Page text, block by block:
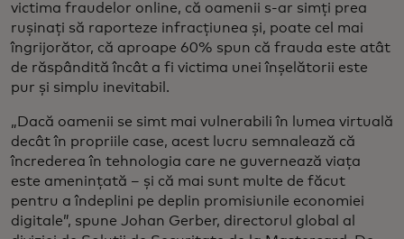
victima fraudelor online, că oamenii s-ar simți prea
rușinați să raporteze infracțiunea și, poate cel mai
îngrijorător, că aproape 60% spun că frauda este atât
de răspândită încât a fi victima unei înșelătorii este
pur și simplu inevitabil.
„Dacă oamenii se simt mai vulnerabili în lumea virtuală
decât în propriile case, acest lucru semnalează că
încrederea în tehnologia care ne guvernează viața
este amenințată – și că mai sunt multe de făcut
pentru a îndeplini pe deplin promisiunile economiei
digitale”, spune Johan Gerber, directorul global al